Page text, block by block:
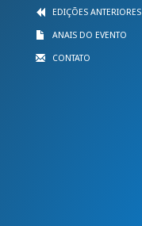
EDIÇÕES ANTERIORES
ANAIS DO EVENTO
CONTATO